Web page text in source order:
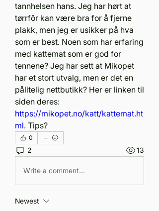
tannhelsen hans. Jeg har hørt at
tørrfôr kan være bra for å fjerne
plakk, men jeg er usikker på hva
som er best. Noen som har erfaring
med kattemat som er god for
tennene? Jeg har sett at Mikopet
har et stort utvalg, men er det en
pålitelig nettbutikk? Her er linken til
https://mikopet.no/katt/kattemat.ht
ml. Tips?
0
2 13
Write a comment...
Newest